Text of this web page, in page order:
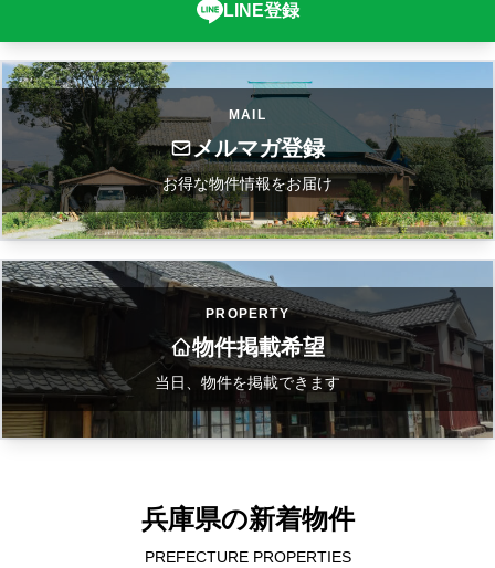
LINE登録
MAIL
メルマガ登録
お得な物件情報をお届け
PROPERTY
物件掲載希望
当日、物件を掲載できます
兵庫県の新着物件
PREFECTURE PROPERTIES